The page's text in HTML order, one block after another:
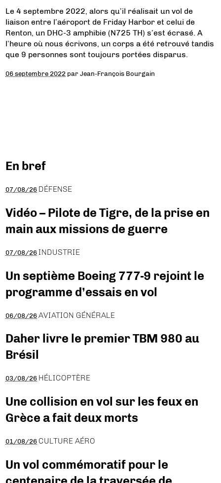
Le 4 septembre 2022, alors qu’il réalisait un vol de
liaison entre l’aéroport de Friday Harbor et celui de
Renton, un DHC-3 amphibie (N725 TH) s’est écrasé. A
l’heure où nous écrivons, un corps a été retrouvé tandis
que 9 personnes sont toujours portées disparus.
06 septembre 2022 parJean-François Bourgain
En bref
07/08/26 DÉFENSE
Vidéo – Pilote de Tigre, de la prise en
main aux missions de guerre
07/08/26 INDUSTRIE
Un septième Boeing 777-9 rejoint le
programme d’essais en vol
06/08/26 AVIATION GÉNÉRALE
Daher livre le premier TBM 980 au
Brésil
03/08/26 HÉLICOPTÈRE
Une collision en vol sur les feux en
Grèce a fait deux morts
01/08/26 CULTURE AÉRO
Un vol commémoratif pour le